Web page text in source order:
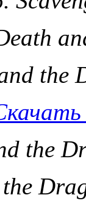
the
the